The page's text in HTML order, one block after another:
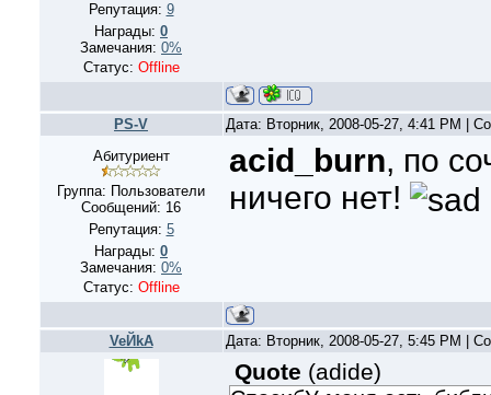
Репутация: 9
Награды: 0
Замечания: 0%
Статус: Offline
PS-V
Дата: Вторник, 2008-05-27, 4:41 PM |
Абитуриент
Группа: Пользователи
Сообщений: 16
Репутация: 5
Награды: 0
Замечания: 0%
Статус: Offline
acid_burn, по
ничего нет!
VeЙkA Дата: Вторник, 2008-05-27, 5:45 PM |
Quote (adide)